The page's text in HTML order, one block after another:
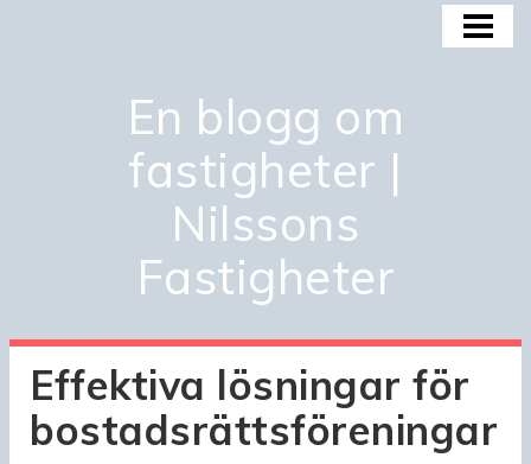
KÖPA OCH INVESTERA
En blogg om
fastigheter |
Nilssons
Fastigheter
Effektiva lösningar för
bostadsrättsföreningar